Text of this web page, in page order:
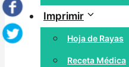
Imprimir
Hoja de Rayas
Receta Médica